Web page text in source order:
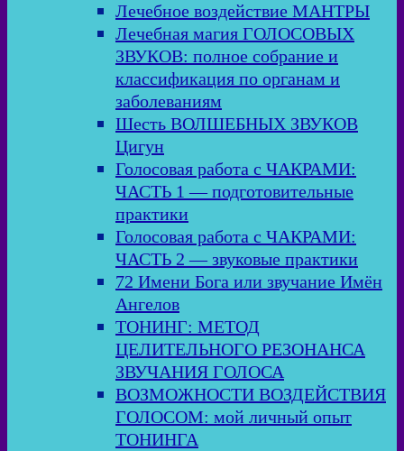
Лечебное воздействие МАНТРЫ
Лечебная магия ГОЛОСОВЫХ
ЗВУКОВ: полное собрание и
классификация по органам и
заболеваниям
Шесть ВОЛШЕБНЫХ ЗВУКОВ
Цигун
Голосовая работа с ЧАКРАМИ:
ЧАСТЬ 1 — подготовительные
практики
Голосовая работа с ЧАКРАМИ:
ЧАСТЬ 2 — звуковые практики
72 Имени Бога или звучание Имён
Ангелов
ТОНИНГ: МЕТОД
ЦЕЛИТЕЛЬНОГО РЕЗОНАНСА
ЗВУЧАНИЯ ГОЛОСА
ВОЗМОЖНОСТИ ВОЗДЕЙСТВИЯ
ГОЛОСОМ: мой личный опыт
ТОНИНГА